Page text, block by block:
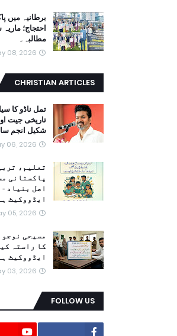
برطانیہ میں
احتجاج؛
مطالبہ۔
08, 2026
CHRISTIAN ARTICLES
تمل ناڈو کا
تاریخی جیت
شکیل انجم
06, 2026
تعلیم،
پاکستانی
اصل بنیاد -
ایڈووکیٹ
05, 2026
مسیحی
کا راستہ
ایڈووکیٹ
03, 2026
FOLLOW US